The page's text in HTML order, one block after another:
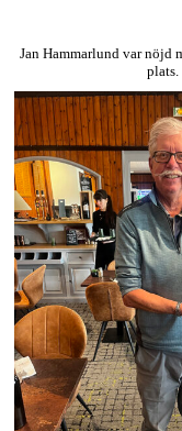
Jan Hammarlund var nöjd
plats.